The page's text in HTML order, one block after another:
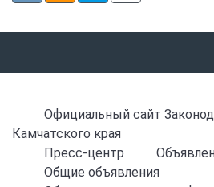
Официальный сайт
Камчатского края
Пресс-центр
Общие объявления